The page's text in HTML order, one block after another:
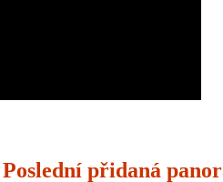
Poslední přidaná